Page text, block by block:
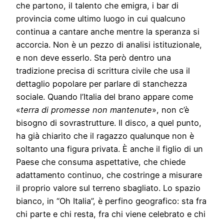
che partono, il talento che emigra, i bar di
provincia come ultimo luogo in cui qualcuno
continua a cantare anche mentre la speranza si
accorcia. Non è un pezzo di analisi istituzionale,
e non deve esserlo. Sta però dentro una
tradizione precisa di scrittura civile che usa il
dettaglio popolare per parlare di stanchezza
sociale. Quando l’Italia del brano appare come
«terra di promesse non mantenute», non c’è
bisogno di sovrastrutture. Il disco, a quel punto,
ha già chiarito che il ragazzo qualunque non è
soltanto una figura privata. È anche il figlio di un
Paese che consuma aspettative, che chiede
adattamento continuo, che costringe a misurare
il proprio valore sul terreno sbagliato. Lo spazio
bianco, in “Oh Italia”, è perfino geografico: sta fra
chi parte e chi resta, fra chi viene celebrato e chi